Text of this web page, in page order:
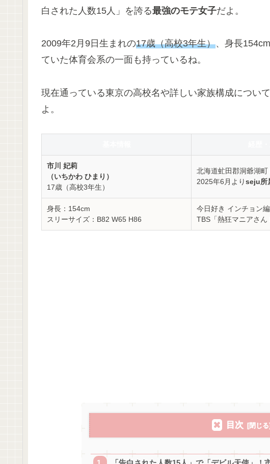
白された人数15人 」を誇る最強のモテ女子だよ。
2009年2月9日生まれの17歳（高校3年生）、身長
ていた体育会系の一面も持っているね。
現在通っている東京の高校名や詳しい家族構成につい
よ。
市川 妃莉
（いちかわ ひまり）
17歳（高校3年生）
北海道虻田郡洞爺湖町
2025年6月よりseju所
身長：154cm
スリーサイズ：B82 W65 H86
今日好き インチョン編
TBS「熱狂マニアさん
目次